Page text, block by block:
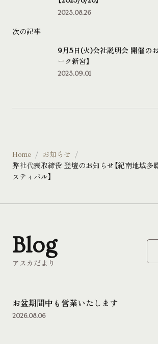
2023.08.26
次の記事
9月5日(火)会社説明会 開催の
ーク新宮】
2023.09.01
Home
お知らせ
弊社代表取締役 登壇のお知らせ【紀南地域多
スティバル】
アスカだより
Blog
お盆期間中も営業いたします
2026.08.06